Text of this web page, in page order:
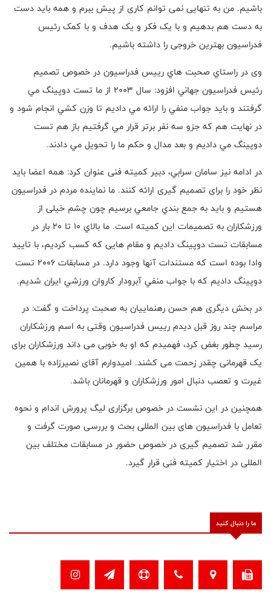
باشیم. من به تنهایی نمی توانم کاری از پیش ببرم و همه باید دست
به دست هم بدهیم و با یک فکر و یک هدف و با کمک رئیس
فدراسیون بهترین خروجی را داشته باشیم.
وی در راستاي صحبت هاي رییس فدراسیون در خصوص تصميم
رئيس فدراسيون جهاني افزود: سال ٢٠٠٣ از ما تست دوپينگ مي
گرفتند و بايد جواب منفي را ارائه مي داديم تا وزن كشي انجام شود و
در نهايت هم كه جزو سه نفر برتر قرار مي گرفتيم باز هم تست
دوپينگ مي داديم و بعد مدال و حكم ما را تحويل مي دادند.
در ادامه نیز سامان سرابي، دبیر کمیته فنی عنوان کرد: همه اعضا باید
نظر خود را برای تصمیم گیری ارائه کنند. ما نماينده مردم در فدراسيون
هستيم و باید به جمع بندي جامعي برسیم چون چشم خیلی از
ورزشکاران به تصمیمات این کمیته است. ما بالاي ١٠ تا ٢٠ بار در
مسابقات تست دوپينگ داديم و مقام هایی که کسب کردیم، با تاييد
وادا بوده است كه مستندات آنها وجود دارد. در مسابقات ٢٠٠٦ تست
دوپينگ داديم كه با جواب منفي آبرودار كاروان ورزشي ايران شدیم.
در بخش دیگری هم حسن رهنماییان به صحبت پرداخت و گفت: در
مراسم چند روز قبل دیدم رییس فدراسیون وقتی به اسم ورزشکاران
رسید چطور بغض کرد، فهمیدم که او به خوبی می داند ورزشکاران برای
یک قهرمانی چقدر زحمت می کشند. امیدوارم آقای نصیرزاده با همین
غیرت و تعصب دنبال امور ورزشکاران و قهرمانان باشد.
همچنین در این نشست در خصوص برگزاری لیگ پرورش اندام و نحوه
تعامل با فدراسیون های بین المللی بحث و بررسی صورت گرفت و
مقرر شد تصمیم گیری در خصوص حضور در مسابقات مختلف بین
المللی در اختیار کمیته فنی قرار گیرد.
ما را دنبال کنید